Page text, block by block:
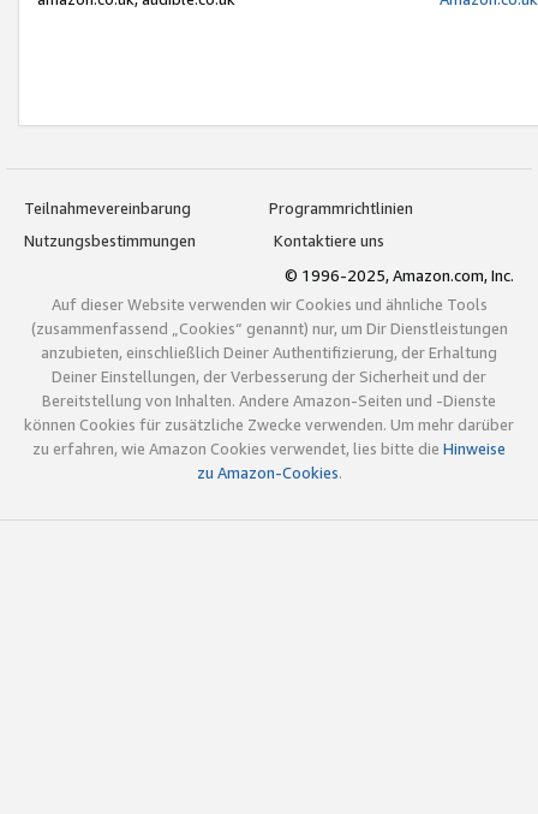
Teilnahmevereinbarung
Programmrichtlinien
Nutzungsbestimmungen
Kontaktiere uns
© 1996-2025, Amazon.com, Inc.
Auf dieser Website verwenden wir Cookies und ähnliche Tools
(zusammenfassend „Cookies“ genannt) nur, um Dir Dienstleistungen
anzubieten, einschließlich Deiner Authentifizierung, der Erhaltung
Deiner Einstellungen, der Verbesserung der Sicherheit und der
Bereitstellung von Inhalten. Andere Amazon-Seiten und -Dienste
können Cookies für zusätzliche Zwecke verwenden. Um mehr darüber
zu erfahren, wie Amazon Cookies verwendet, lies bitte die Hinweise
zu Amazon-Cookies.